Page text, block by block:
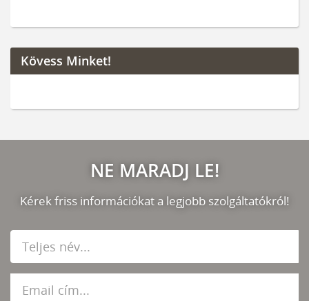
Kövess Minket!
NE MARADJ LE!
Kérek friss információkat a legjobb szolgáltatókról!